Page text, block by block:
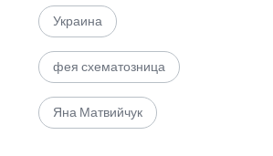
Украина
фея схематозница
Яна Матвийчук